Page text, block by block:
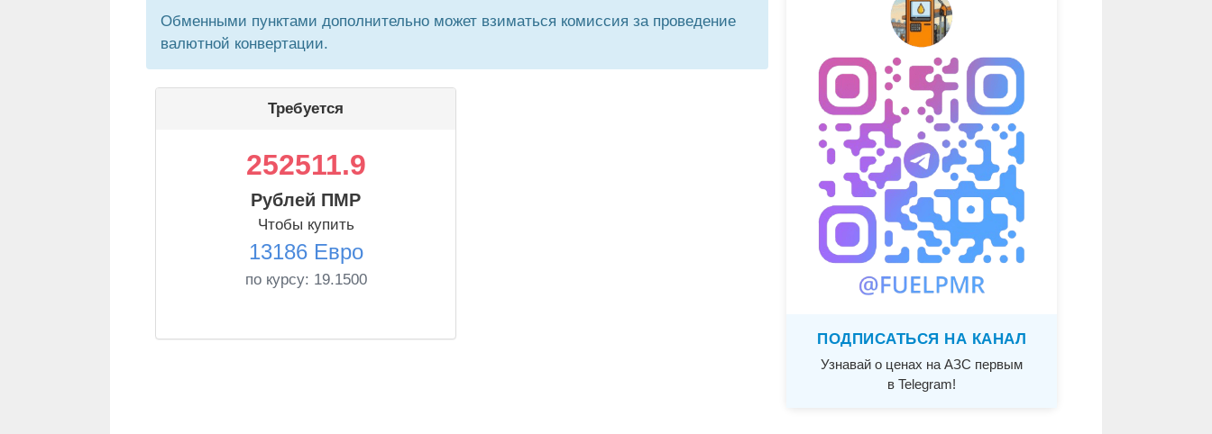
Обменными пунктами дополнительно может взиматься комиссия за проведение
валютной конвертации.
Требуется
252511.9
Рублей ПМР
Чтобы купить
13186 Евро
по курсу: 19.1500
ПОДПИСАТЬСЯ НА КАНАЛ
Узнавай о ценах на АЗС первым
в Telegram!